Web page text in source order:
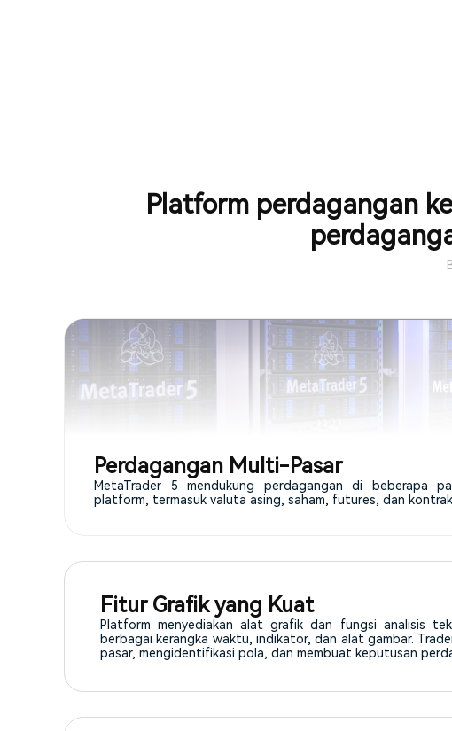
Platform perdagangan
Perdagangan Multi-Pasar
MetaTrader 5 mendukung perdagangan di beberapa
platform, termasuk valuta asing, saham, futures, dan
Fitur Grafik yang Kuat
Platform menyediakan alat grafik dan fungsi analisis
berbagai kerangka waktu, indikator, dan alat gambar.
pasar, mengidentifikasi pola, dan membuat keputusan